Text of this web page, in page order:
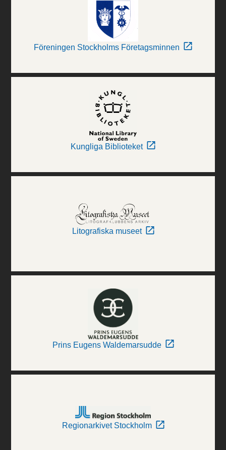
Föreningen Stockholms Företagsminnen
Kungliga Biblioteket
Litografiska museet
Prins Eugens Waldemarsudde
Regionarkivet Stockholm